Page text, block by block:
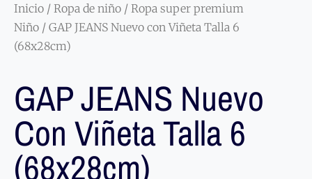
Inicio / Ropa de niño / Ropa super premium
Niño / GAP JEANS Nuevo con Viñeta Talla 6
(68x28cm)
GAP JEANS Nuevo
Con Viñeta Talla 6
(68x28cm)